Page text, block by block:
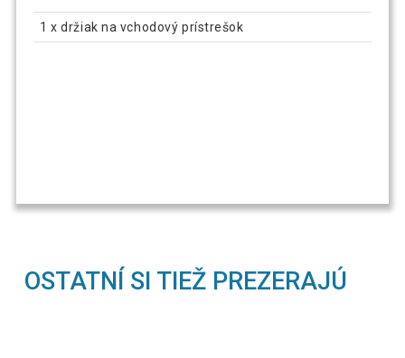
1 x držiak na vchodový prístrešok
OSTATNÍ SI TIEŽ PREZERAJÚ